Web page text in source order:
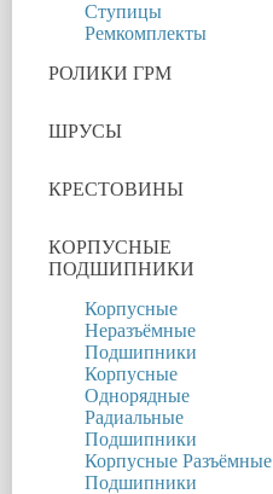
Ступицы
Ремкомплекты
РОЛИКИ ГРМ
ШРУСЫ
КРЕСТОВИНЫ
КОРПУСНЫЕ
ПОДШИПНИКИ
Корпусные
Неразъёмные
Подшипники
Корпусные
Однорядные
Радиальные
Подшипники
Корпусные Разъёмные
Подшипники